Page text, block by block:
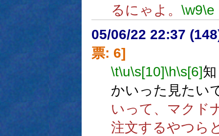
るにゃよ。 \w9\e
05/06/22 22:37
票: 6]
\t\u\s[10]\h\s[6]
かいった見たい
いって、マクド
注文するやつら